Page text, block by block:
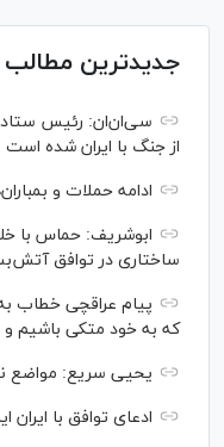
جدیدترین مطالب
سی‌ان‌‌ان: رئیس ستاد
از جنگ با ایران شده است
ادامه حملات و
ابوشریف: حماس با
ساختاری در توافق آتش‌‎بس غزه
پیام عراقچی خطاب
که به خود متکی باشیم و
یحیی سریع: مواضع
ادعای توافق با ایران